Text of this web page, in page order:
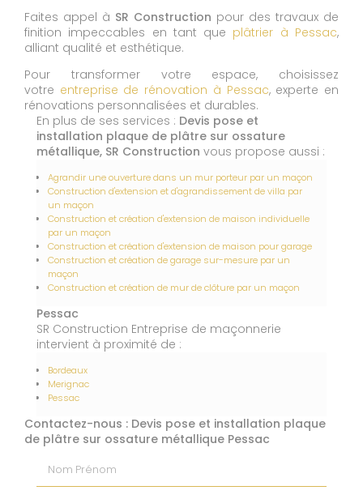
Faites appel à SR Construction pour des travaux de
finition impeccables en tant que plâtrier à Pessac,
alliant qualité et esthétique.
Pour transformer votre espace, choisissez
votre entreprise de rénovation à Pessac, experte en
rénovations personnalisées et durables.
En plus de ses services : Devis pose et
installation plaque de plâtre sur ossature
métallique, SR Construction vous propose aussi :
Agrandir une ouverture dans un mur porteur par un maçon
Construction d'extension et d'agrandissement de villa par
un maçon
Construction et création d'extension de maison individuelle
par un maçon
Construction et création d'extension de maison pour garage
Construction et création de garage sur-mesure par un
maçon
Construction et création de mur de clôture par un maçon
Pessac
SR Construction Entreprise de maçonnerie
intervient à proximité de :
Bordeaux
Merignac
Pessac
Contactez-nous : Devis pose et installation plaque
de plâtre sur ossature métallique Pessac